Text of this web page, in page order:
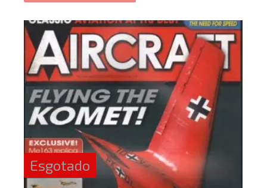
Esgotado